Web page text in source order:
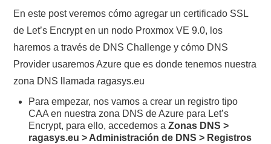
En este post veremos cómo agregar un certificado SSL
de Let’s Encrypt en un nodo Proxmox VE 9.0, los
haremos a través de DNS Challenge y cómo DNS
Provider usaremos Azure que es donde tenemos nuestra
zona DNS llamada ragasys.eu
Para empezar, nos vamos a crear un registro tipo
CAA en nuestra zona DNS de Azure para Let’s
Encrypt, para ello, accedemos aZonas DNS >
ragasys.eu > Administración de DNS > Registros